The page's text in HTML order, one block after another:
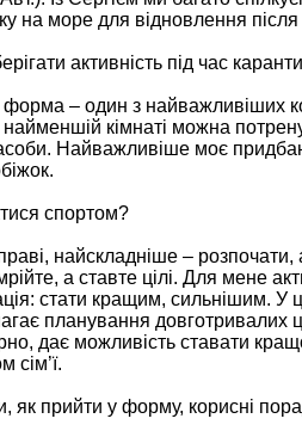
на море для відновлення
активність під час
– один з найважливіших
кімнаті можна
Найважливіше моє
спортом?
найскладніше –
а ставте цілі. Для мене
стати кращим, сильнішим. У
планування
дає можливість ставати
сім’ї.
прийти у форму, корисні